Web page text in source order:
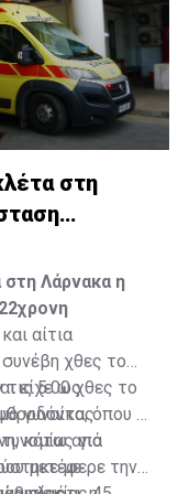
στη
στη Λάρνακα η
αίτια
χθες το
είχε ως
γυναίκας
τις 5.00 χθες το
όπου η
κάτω από
με
για
μετέφερε την